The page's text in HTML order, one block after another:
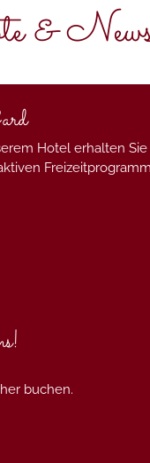
&
Hotel erhalten
buchen.